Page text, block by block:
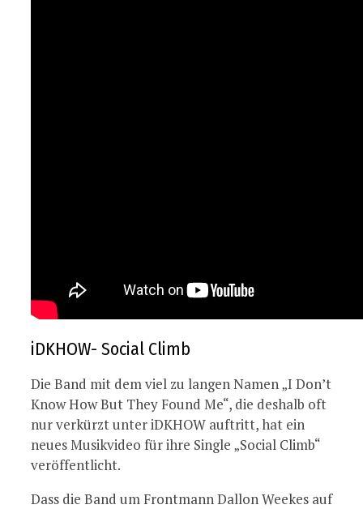
iDKHOW- Social Climb
Die Band mit dem viel zu langen Namen „I Don’t
Know How But They Found Me“, die deshalb oft
nur verkürzt unter iDKHOW auftritt, hat ein
neues Musikvideo für ihre Single „Social Climb“
veröffentlicht.
Dass die Band um Frontmann Dallon Weekes auf